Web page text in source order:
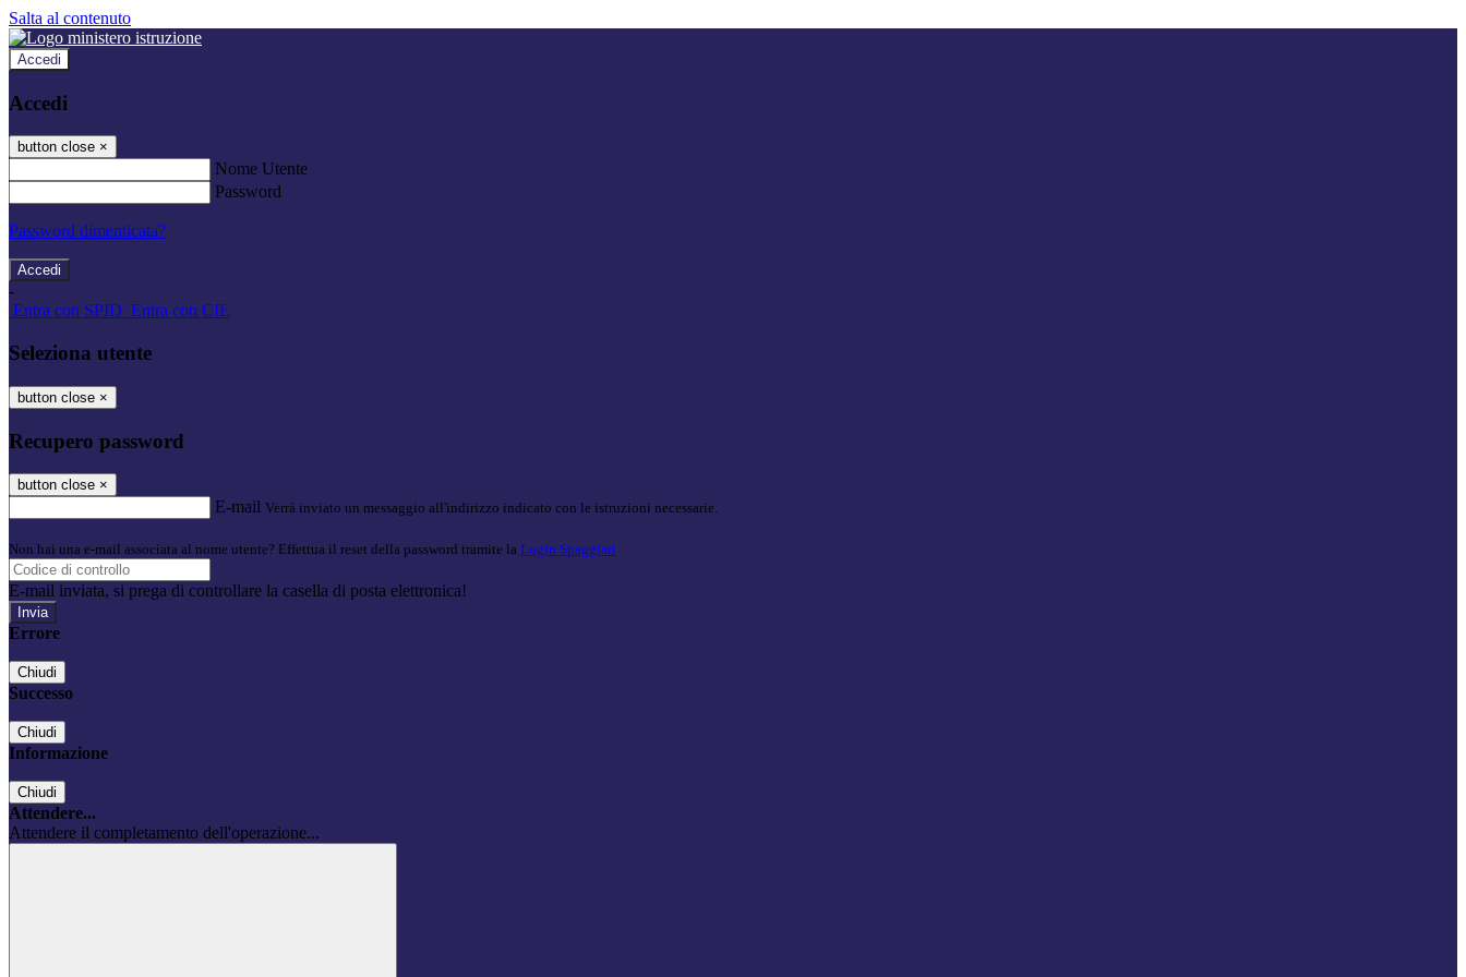
Salta al contenuto
Accedi
Accedi
button close ×
Nome Utente
Password
Password dimenticata?
-
Entra con SPID Entra con CIE
Seleziona utente
button close ×
Recupero password
button close ×
E-mail Verrà inviato un messaggio all'indirizzo indicato con le istruzioni necessarie.
Non hai una e-mail associata al nome utente? Effettua il reset della password tramite la Login Spaggiari
E-mail inviata, si prega di controllare la casella di posta elettronica!
Errore
Chiudi
Successo
Chiudi
Informazione
Chiudi
Attendere...
Attendere il completamento dell'operazione...